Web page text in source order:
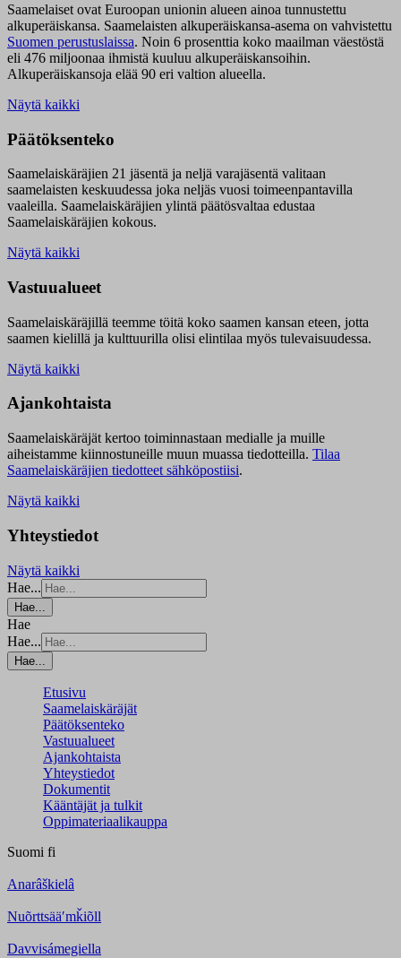
Saamelaiset ovat Euroopan unionin alueen ainoa tunnustettu
alkuperäiskansa. Saamelaisten alkuperäiskansa-asema on vahvistettu
Suomen perustuslaissa. Noin 6 prosenttia koko maailman väestöstä
eli 476 miljoonaa ihmistä kuuluu alkuperäiskansoihin.
Alkuperäiskansoja elää 90 eri valtion alueella.
Näytä kaikki
Päätöksenteko
Saamelaiskäräjien 21 jäsentä ja neljä varajäsentä valitaan
saamelaisten keskuudessa joka neljäs vuosi toimeenpantavilla
vaaleilla. Saamelaiskäräjien ylintä päätösvaltaa edustaa
Saamelaiskäräjien kokous.
Näytä kaikki
Vastuualueet
Saamelaiskäräjillä teemme töitä koko saamen kansan eteen, jotta
saamen kielillä ja kulttuurilla olisi elintilaa myös tulevaisuudessa.
Näytä kaikki
Ajankohtaista
Saamelaiskäräjät kertoo toiminnastaan medialle ja muille
aiheistamme kiinnostuneille muun muassa tiedotteilla. Tilaa
Saamelaiskäräjien tiedotteet sähköpostiisi.
Näytä kaikki
Yhteystiedot
Näytä kaikki
Hae...
Hae...
Hae
Hae...
Hae...
Etusivu
Saamelaiskäräjät
Päätöksenteko
Vastuualueet
Ajankohtaista
Yhteystiedot
Dokumentit
Kääntäjät ja tulkit
Oppimateriaalikauppa
Suomi fi
Anarâškielâ
Nuõrttsääʹmǩiõll
Davvisámegiella